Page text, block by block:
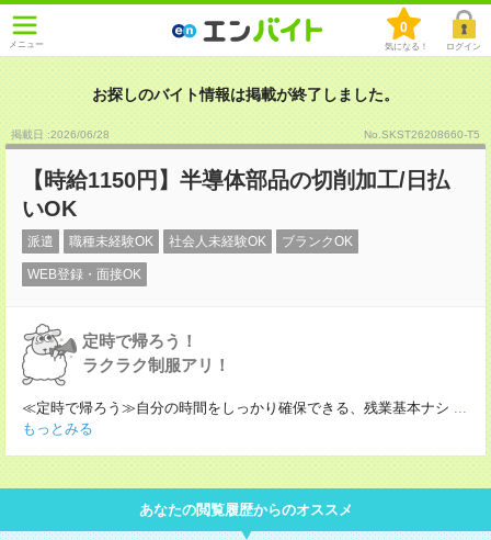
メニュー
0
気になる！ ログイン
お探しのバイト情報は掲載が終了しました。
掲載日 :2026/06/28 No.SKST26208660-T5
【時給1150円】半導体部品の切削加工/日払
いOK
派遣 職種未経験OK 社会人未経験OK ブランクOK
WEB登録・面接OK
定時で帰ろう！
ラクラク制服アリ！
≪定時で帰ろう≫自分の時間をしっかり確保できる、残業基本ナシ ...
もっとみる
あなたの閲覧履歴からのオススメ